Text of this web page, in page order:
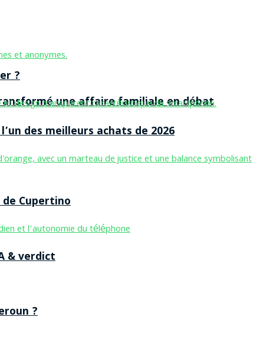
une affaire familiale en débat
?
des meilleurs achats de 2026
Cupertino
& verdict
?